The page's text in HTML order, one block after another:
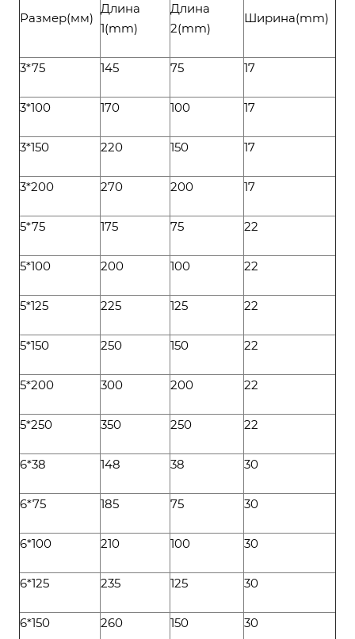
Размер(мм)
Длина
1(mm)
Длина
2(mm)
Ширина(mm)
3*75 145 75 17
3*100 170 100 17
3*150 220 150 17
3*200 270 200 17
5*75 175 75 22
5*100 200 100 22
5*125 225 125 22
5*150 250 150 22
5*200 300 200 22
5*250 350 250 22
6*38 148 38 30
6*75 185 75 30
6*100 210 100 30
6*125 235 125 30
6*150 260 150 30